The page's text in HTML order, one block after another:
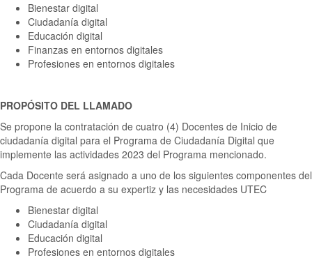
Bienestar digital
Ciudadanía digital
Educación digital
Finanzas en entornos digitales
Profesiones en entornos digitales
PROPÓSITO DEL LLAMADO
Se propone la contratación de cuatro (4) Docentes de Inicio de
ciudadanía digital para el Programa de Ciudadanía Digital que
implemente las actividades 2023 del Programa mencionado.
Cada Docente será asignado a uno de los siguientes componentes del
Programa de acuerdo a su expertiz y las necesidades UTEC
Bienestar digital
Ciudadanía digital
Educación digital
Profesiones en entornos digitales